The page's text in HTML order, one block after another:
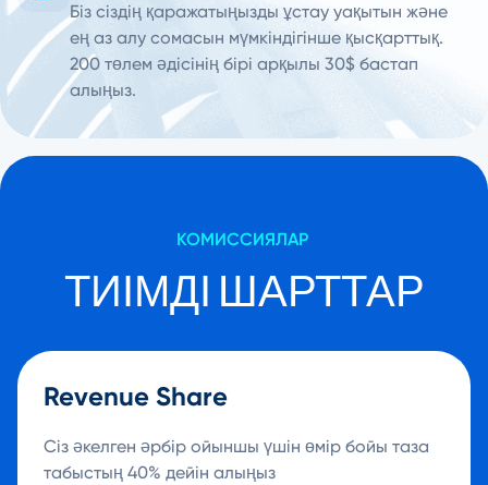
Біз сіздің қаражатыңызды ұстау уақытын және
ең аз алу сомасын мүмкіндігінше қысқарттық.
200 төлем әдісінің бірі арқылы 30$ бастап
алыңыз.
КОМИССИЯЛАР
ТИІМДІ ШАРТТАР
Revenue Share
Сіз әкелген әрбір ойыншы үшін өмір бойы таза
табыстың 40% дейін алыңыз